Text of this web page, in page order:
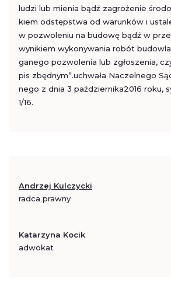
ludzi lub mie­nia bądź za­gro­że­nie
kiem od­stęp­stwa od wa­run­ków i
w po­zwo­le­niu na bu­do­wę bądź w
wy­ni­kiem wy­ko­ny­wa­nia robót
ga­ne­go po­zwo­le­nia lub zgło­sze­nia,
pis zbęd­nym”.uchwa­ła Na­czel­ne­go
ne­go z dnia 3 paź­dzier­ni­ka­2016 roku,
1/16.
Andrzej Kulczycki
radca prawny
Katarzyna Kocik
adwokat